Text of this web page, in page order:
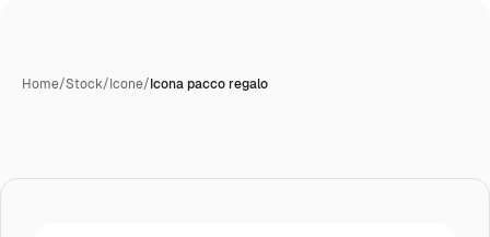
Home/Stock/Icone/Icona pacco regalo